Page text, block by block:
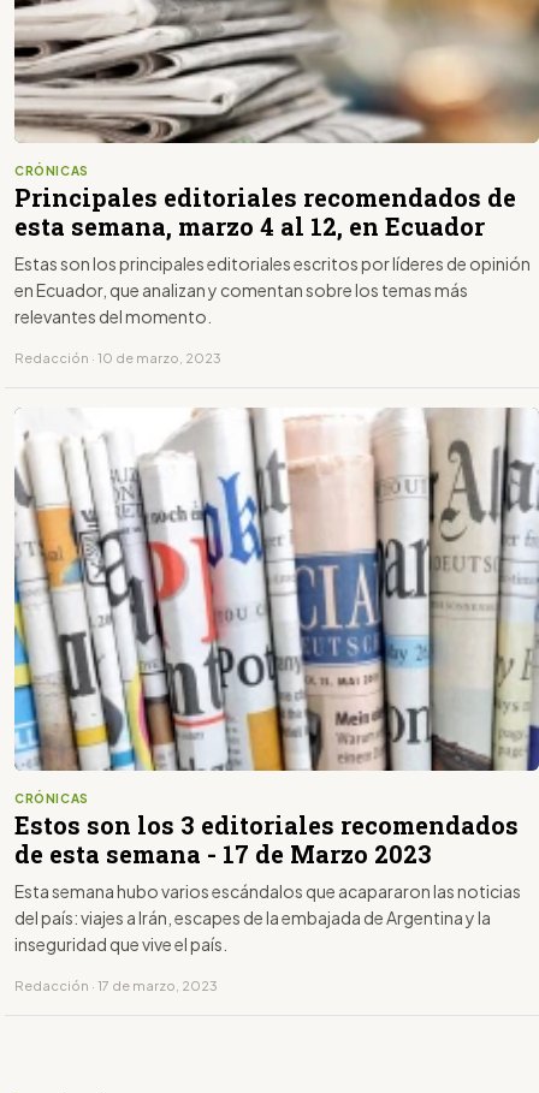
CRÓNICAS
Principales editoriales recomendados de
esta semana, marzo 4 al 12, en Ecuador
Estas son los principales editoriales escritos por líderes de opinión
en Ecuador, que analizan y comentan sobre los temas más
relevantes del momento.
Redacción · 10 de marzo, 2023
CRÓNICAS
Estos son los 3 editoriales recomendados
de esta semana - 17 de Marzo 2023
Esta semana hubo varios escándalos que acapararon las noticias
del país: viajes a Irán, escapes de la embajada de Argentina y la
inseguridad que vive el país.
Redacción · 17 de marzo, 2023